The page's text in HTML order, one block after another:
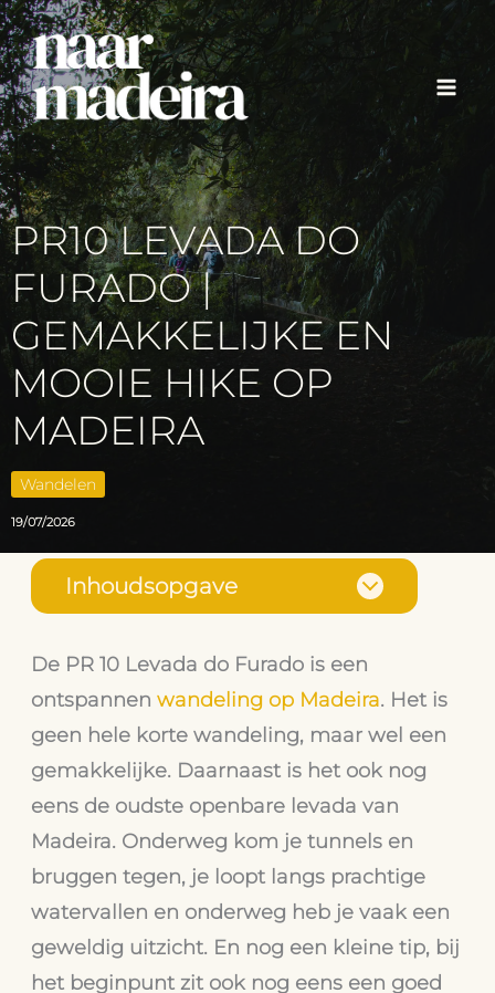
Ga
naar
de
inhoud
PR10 LEVADA DO
FURADO |
GEMAKKELIJKE EN
MOOIE HIKE OP
MADEIRA
Wandelen
19/07/2026
Inhoudsopgave
De PR 10 Levada do Furado is een
ontspannenwandeling op Madeira. Het is
geen hele korte wandeling, maar wel een
gemakkelijke. Daarnaast is het ook nog
eens de oudste openbare levada van
Madeira. Onderweg kom je tunnels en
bruggen tegen, je loopt langs prachtige
watervallen en onderweg heb je vaak een
geweldig uitzicht. En nog een kleine tip, bij
het beginpunt zit ook nog eens een goed